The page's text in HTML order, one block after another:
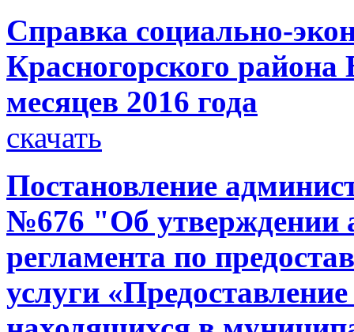
Справка социально-
Красногорского района
месяцев 2016 года
скачать
Постановление
№676 "Об утверждении
регламента по
услуги